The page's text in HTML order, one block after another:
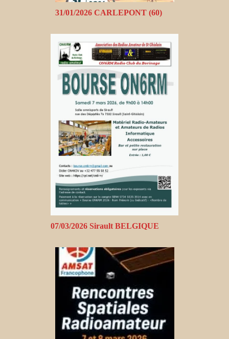
31/01/2026 CARLEPONT (60)
07/03/2026 Sirault BELGIQUE